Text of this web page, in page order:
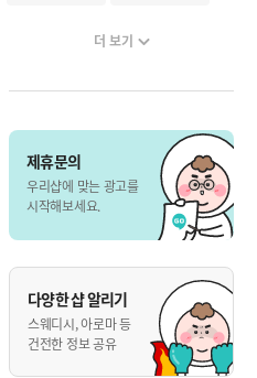
더 보기
제휴문의
우리샵에 맞는 광고를
시작해보세요.
다양한 샵 알리기
스웨디시, 아로마 등
건전한 정보 공유